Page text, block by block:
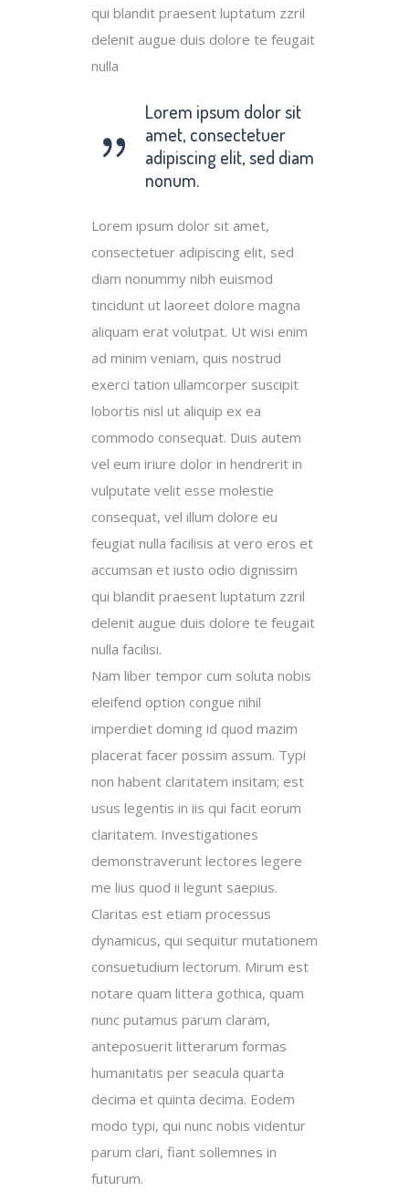
qui blandit praesent luptatum zzril
delenit augue duis dolore te feugait
nulla
Lorem ipsum dolor sit
amet, consectetuer
adipiscing elit, sed diam
nonum.
Lorem ipsum dolor sit amet,
consectetuer adipiscing elit, sed
diam nonummy nibh euismod
tincidunt ut laoreet dolore magna
aliquam erat volutpat. Ut wisi enim
ad minim veniam, quis nostrud
exerci tation ullamcorper suscipit
lobortis nisl ut aliquip ex ea
commodo consequat. Duis autem
vel eum iriure dolor in hendrerit in
vulputate velit esse molestie
consequat, vel illum dolore eu
feugiat nulla facilisis at vero eros et
accumsan et iusto odio dignissim
qui blandit praesent luptatum zzril
delenit augue duis dolore te feugait
nulla facilisi.
Nam liber tempor cum soluta nobis
eleifend option congue nihil
imperdiet doming id quod mazim
placerat facer possim assum. Typi
non habent claritatem insitam; est
usus legentis in iis qui facit eorum
claritatem. Investigationes
demonstraverunt lectores legere
me lius quod ii legunt saepius.
Claritas est etiam processus
dynamicus, qui sequitur mutationem
consuetudium lectorum. Mirum est
notare quam littera gothica, quam
nunc putamus parum claram,
anteposuerit litterarum formas
humanitatis per seacula quarta
decima et quinta decima. Eodem
modo typi, qui nunc nobis videntur
parum clari, fiant sollemnes in
futurum.